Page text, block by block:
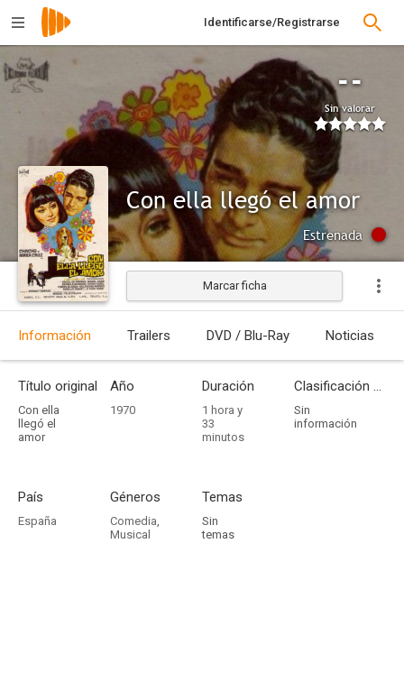
Identificarse/Registrarse
--
Sin valorar
Con ella llegó el amor
Estrenada
Marcar ficha
Información Trailers DVD / Blu-Ray Noticias
Título original
Con ella
llegó el
amor
Año
1970
Duración
1 hora y
33
minutos
Clasificación por edades
Sin
información
País
España
Géneros
Comedia,
Musical
Temas
Sin
temas